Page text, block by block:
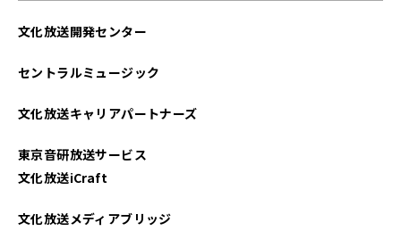
文化放送開発センター
セントラルミュージック
文化放送キャリアパートナーズ
東京音研放送サービス
文化放送iCraft
文化放送メディアブリッジ